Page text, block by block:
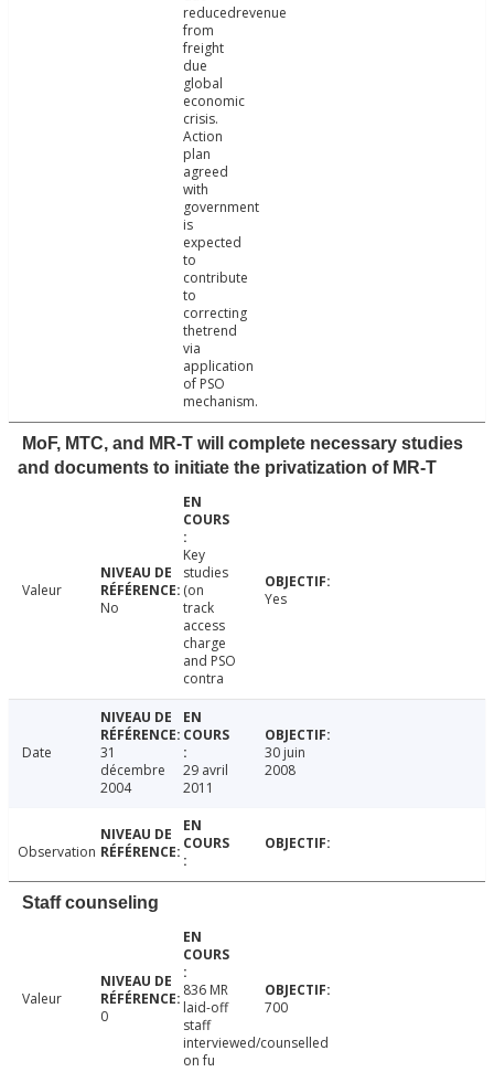
reducedrevenue
from
freight
due
global
economic
crisis.
Action
plan
agreed
with
government
is
expected
to
contribute
to
correcting
thetrend
via
application
of PSO
mechanism.
MoF, MTC, and MR-T will complete necessary studies
and documents to initiate the privatization of MR-T
Valeur
No
Key
studies
(on
track
access
charge
and PSO
contra
Yes
Date
31
décembre
2004
29 avril
2011
30 juin
2008
Observation
Staff counseling
Valeur
0
836 MR
laid-off
staff
interviewed/counselled
on fu
700